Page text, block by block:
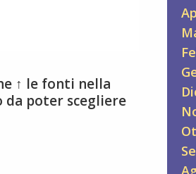
↑ le fonti nella
da poter scegliere